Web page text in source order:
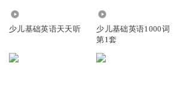
回复 2021-10-18
少儿基础英语天天听
少儿基础英语1000词
第1套